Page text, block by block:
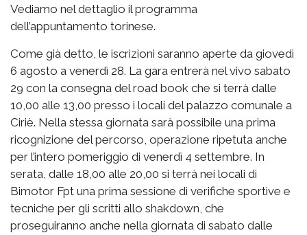
Vediamo nel dettaglio il programma
dell’appuntamento torinese.
Come già detto, le iscrizioni saranno aperte da giovedì
6 agosto a venerdì 28. La gara entrerà nel vivo sabato
29 con la consegna del road book che si terrà dalle
10,00 alle 13,00 presso i locali del palazzo comunale a
Ciriè. Nella stessa giornata sarà possibile una prima
ricognizione del percorso, operazione ripetuta anche
per l’intero pomeriggio di venerdì 4 settembre. In
serata, dalle 18,00 alle 20,00 si terrà nei locali di
Bimotor Fpt una prima sessione di verifiche sportive e
tecniche per gli scritti allo shakdown, che
proseguiranno anche nella giornata di sabato dalle